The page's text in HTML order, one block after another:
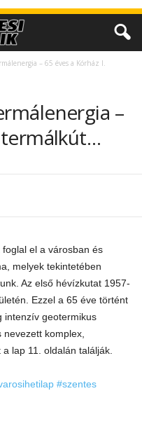
– 65 éves a Kórház I.
–
termálkút…
el a városban és
melyek tekintetében
Az első hévízkutat 1957-
Ezzel a 65 éve történt
intenzív geotermikus
komplex,
lap 11. oldalán találják.
#szentes